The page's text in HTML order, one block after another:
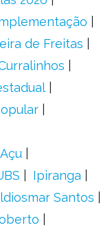
de Freitas
Ipiranga
Santos